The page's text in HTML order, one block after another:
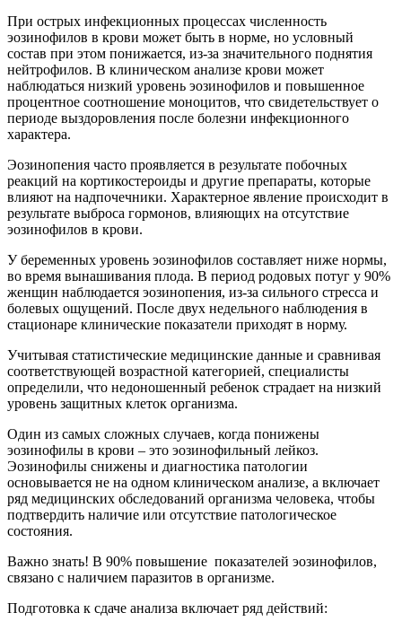
При острых инфекционных процессах численность
эозинофилов в крови может быть в норме, но условный
состав при этом понижается, из-за значительного поднятия
нейтрофилов. В клиническом анализе крови может
наблюдаться низкий уровень эозинофилов и повышенное
процентное соотношение моноцитов, что свидетельствует о
периоде выздоровления после болезни инфекционного
характера.
Эозинопения часто проявляется в результате побочных
реакций на кортикостероиды и другие препараты, которые
влияют на надпочечники. Характерное явление происходит в
результате выброса гормонов, влияющих на отсутствие
эозинофилов в крови.
У беременных уровень эозинофилов составляет ниже нормы,
во время вынашивания плода. В период родовых потуг у 90%
женщин наблюдается эозинопения, из-за сильного стресса и
болевых ощущений. После двух недельного наблюдения в
стационаре клинические показатели приходят в норму.
Учитывая статистические медицинские данные и сравнивая
соответствующей возрастной категорией, специалисты
определили, что недоношенный ребенок страдает на низкий
уровень защитных клеток организма.
Один из самых сложных случаев, когда понижены
эозинофилы в крови – это эозинофильный лейкоз.
Эозинофилы снижены и диагностика патологии
основывается не на одном клиническом анализе, а включает
ряд медицинских обследований организма человека, чтобы
подтвердить наличие или отсутствие патологическое
состояния.
Важно знать! В 90% повышение показателей эозинофилов,
связано с наличием паразитов в организме.
Подготовка к сдаче анализа включает ряд действий: